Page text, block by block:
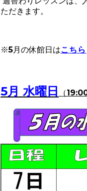
ただきます。
※5月の休館日はこちら
5月 水曜日 （